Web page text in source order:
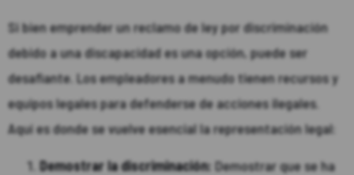
Si bien emprender un reclamo de ley por discriminación
debido a una discapacidad es una opción, puede ser
desafiante. Los empleadores a menudo tienen recursos y
equipos legales para defenderse de acciones ilegales.
Aquí es donde se vuelve esencial la representación legal:
Demostrar la discriminación: Demostrar que se ha